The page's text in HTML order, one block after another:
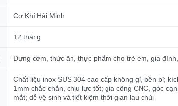
Cơ Khí Hải Minh
12 tháng
Đựng cơm, thức ăn, thực phẩm cho trẻ em, gia
Chất liệu inox SUS 304 cao cấp không gỉ, bền bỉ;
1mm chắc chắn, chịu lực tốt; gia công CNC, góc
mắt; dễ vệ sinh và tiết kiệm thời gian lau chùi